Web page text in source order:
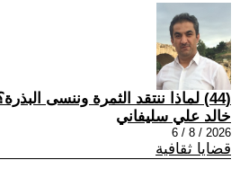
(44) لماذا ننتقد الثمرة وننسى البذرة؟
خالد علي سليفاني
2026 / 8 / 6
قضايا ثقافية